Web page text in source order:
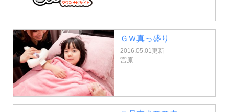
ＧＷ真っ盛り
2016.05.01更新
宮原